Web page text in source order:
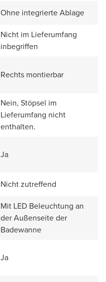
Ohne integrierte Ablage
Nicht im Lieferumfang
inbegriffen
Rechts montierbar
Nein, Stöpsel im
Lieferumfang nicht
enthalten.
Ja
Nicht zutreffend
Mit LED Beleuchtung an
der Außenseite der
Badewanne
Ja